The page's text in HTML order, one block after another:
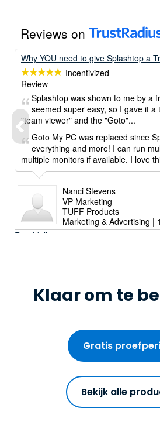
Reviews on
Incentivized
Review
Splashtop was shown to me by a
seemed super easy, so I gave it a
"team viewer" and the "Goto"...
Goto My PC was replaced since
everything and more! I can run
multiple monitors if available. I love
Nanci Stevens
VP Marketing
TUFF Products
Marketing & Advertising |
Read full review
Klaar om te
Gratis
Bekijk alle